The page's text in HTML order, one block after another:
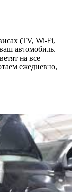
(TV, Wi-Fi,
автомобиль.
на все
ежедневно,